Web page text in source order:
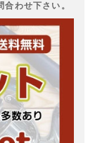
わせ下さい。